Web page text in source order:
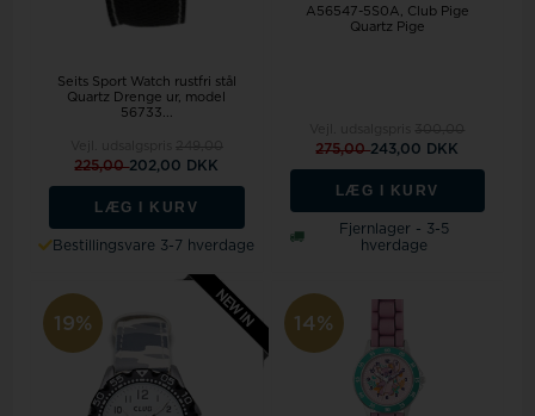
Seits Sport Watch rustfri stål
Quartz Drenge ur, model
56733...
225,00202,00 DKK
LÆG I KURV
Bestillingsvare 3-7 hverdage
A56547-5S0A, Club Pige
Quartz Pige
275,00243,00 DKK
LÆG I KURV
Fjernlager - 3-5
hverdage
19% 14%